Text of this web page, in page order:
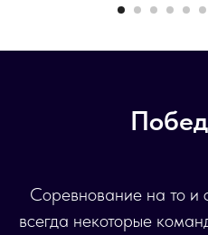
Соревнование на то и
всегда некоторые